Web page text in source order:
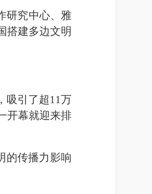
研究中心、雅
搭建多边文明
吸引了超11万
开幕就迎来排
的传播力影响